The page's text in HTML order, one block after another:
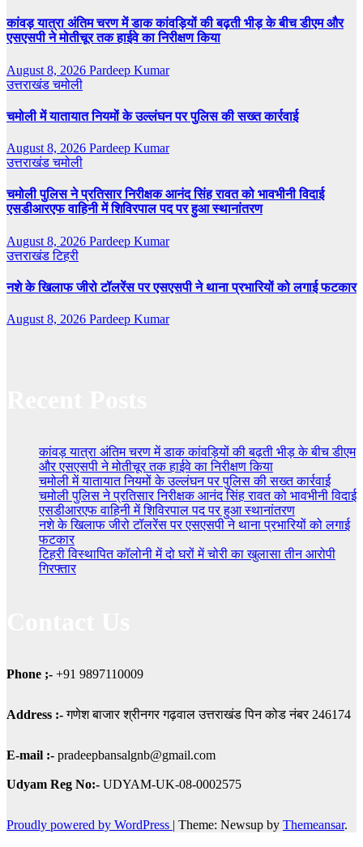
कांवड़ यात्रा अंतिम चरण में डाक कांवड़ियों की बढ़ती भीड़ के बीच डीएम और
एसएसपी ने मोतीचूर तक हाईवे का निरीक्षण किया
August 8, 2026 Pardeep Kumar
उत्तराखंडचमोली
चमोली में यातायात नियमों के उल्लंघन पर पुलिस की सख्त कार्रवाई
August 8, 2026 Pardeep Kumar
उत्तराखंडचमोली
चमोली पुलिस ने प्रतिसार निरीक्षक आनंद सिंह रावत को भावभीनी विदाई
एसडीआरएफ वाहिनी में शिविरपाल पद पर हुआ स्थानांतरण
August 8, 2026 Pardeep Kumar
उत्तराखंडटिहरी
नशे के खिलाफ जीरो टॉलरेंस पर एसएसपी ने थाना प्रभारियों को लगाई फटकार
August 8, 2026 Pardeep Kumar
कांवड़ यात्रा अंतिम चरण में डाक कांवड़ियों की बढ़ती भीड़ के बीच डीएम
और एसएसपी ने मोतीचूर तक हाईवे का निरीक्षण किया
चमोली में यातायात नियमों के उल्लंघन पर पुलिस की सख्त कार्रवाई
चमोली पुलिस ने प्रतिसार निरीक्षक आनंद सिंह रावत को भावभीनी विदाई
एसडीआरएफ वाहिनी में शिविरपाल पद पर हुआ स्थानांतरण
नशे के खिलाफ जीरो टॉलरेंस पर एसएसपी ने थाना प्रभारियों को लगाई
फटकार
टिहरी विस्थापित कॉलोनी में दो घरों में चोरी का खुलासा तीन आरोपी
गिरफ्तार
Phone ;- +91 9897110009
Address :-गणेश बाजार श्रीनगर गढ़वाल उत्तराखंड पिन कोड नंबर 246174
E-mail :- pradeepbansalgnb@gmail.com
Udyam Reg No:- UDYAM-UK-08-0002575
Proudly powered by WordPress | Theme: Newsup by Themeansar.